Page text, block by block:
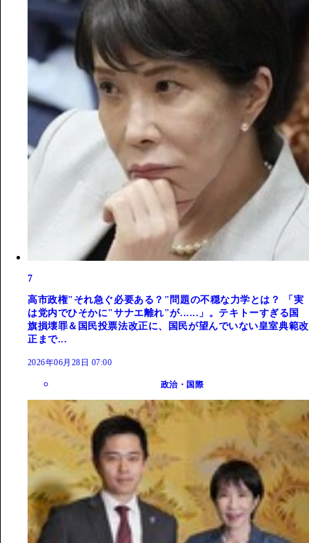
7
高市政権"それ急ぐ必要ある？"問題の不穏な力学とは？ 「実
は党内でひそかに"サナエ離れ"が......」。テキトーすぎる国
旗損壊罪＆国民投票法改正に、国民が望んでいない皇室典範改
正まで...
2026年06月28日 07:00
政治・国際